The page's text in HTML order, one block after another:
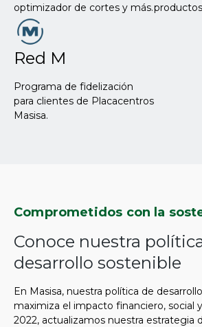
optimizador de cortes y más.
Red M
Programa de fidelización
para clientes de Placacentros
Masisa.
Comprometidos con la
Conoce nuestra
desarrollo sostenible
En Masisa, nuestra política de
maximiza el impacto financiero, social
2022, actualizamos nuestra estrategia